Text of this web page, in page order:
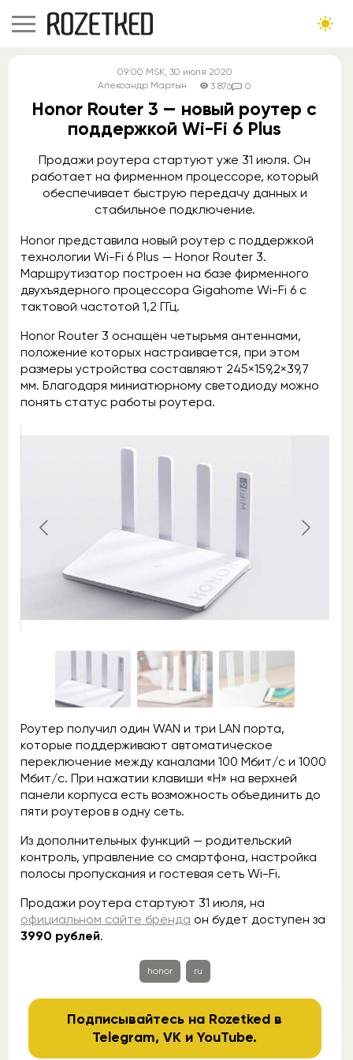
09:00 MSK, 30 июля 2020
Александр Мартын
3 876 0
Honor Router 3 — новый роутер с
поддержкой Wi-Fi 6 Plus
Продажи роутера стартуют уже 31 июля. Он
работает на фирменном процессоре, который
обеспечивает быструю передачу данных и
стабильное подключение.
Honor представила новый роутер с поддержкой
технологии Wi-Fi 6 Plus — Honor Router 3.
Маршрутизатор построен на базе фирменного
двухъядерного процессора Gigahome Wi-Fi 6 с
тактовой частотой 1,2 ГГц.
Honor Router 3 оснащён четырьмя антеннами,
положение которых настраивается, при этом
размеры устройства составляют 245×159,2×39,7
мм. Благодаря миниатюрному светодиоду можно
понять статус работы роутера.
Роутер получил один WAN и три LAN порта,
которые поддерживают автоматическое
переключение между каналами 100 Мбит/с и 1000
Мбит/с. При нажатии клавиши «Н» на верхней
панели корпуса есть возможность объединить до
пяти роутеров в одну сеть.
Из дополнительных функций — родительский
контроль, управление со смартфона, настройка
полосы пропускания и гостевая сеть Wi-Fi.
Продажи роутера стартуют 31 июля, на
официальном сайте бренда он будет доступен за
3990 рублей.
honor ru
Подписывайтесь на Rozetked в
Telegram,VK иYouTube.